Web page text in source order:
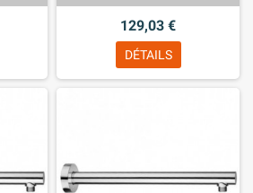
129,03 €
DÉTAILS